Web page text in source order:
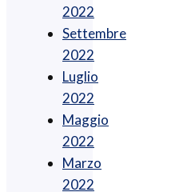
2022
Settembre
2022
Luglio
2022
Maggio
2022
Marzo
2022